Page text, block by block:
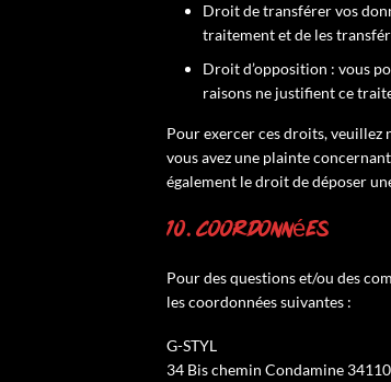
Droit de transférer vos
traitement et de les
Droit d’opposition : vous
raisons ne justifient ce
Pour exercer ces droits, veuillez
vous avez une plainte
également le droit de déposer
10. Coordonnées
Pour des questions et/ou des
les coordonnées suivantes :
G-STYL
34 Bis chemin Condamine